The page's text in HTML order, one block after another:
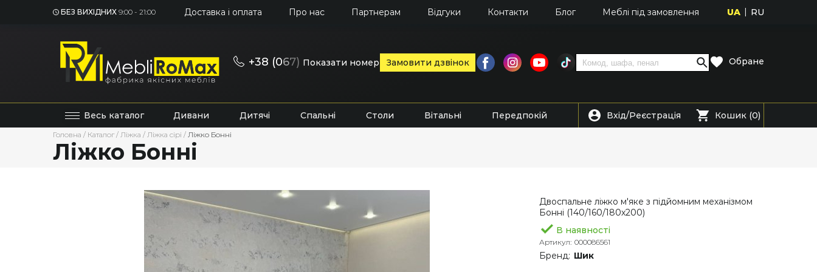
БЕЗ ВИХІДНИХ 9:00 - 21:00 Доставка і оплата Про нас Партнерам Відгуки Контакти Блог Меблі під замовлення UA RU
+38 (067) Показати номер Замовити дзвінок Обране
Весь каталог Дивани Дитячі Спальні Столи Вітальні Передпокій Вхід/Реєстрація Кошик (0)
Головна / Каталог / Ліжка / Ліжка сірі / Ліжко Бонні
Ліжко Бонні
Двоспальне ліжко м'яке з підйомним механізмом
Бонні (140/160/180х200)
В наявності
Артикул: 000086561
Бренд: Шик